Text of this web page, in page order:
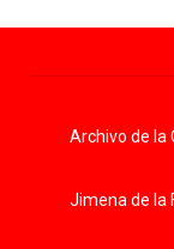
Archivo de la
Jimena de la